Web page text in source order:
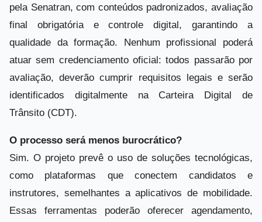
pela Senatran, com conteúdos padronizados, avaliação
final obrigatória e controle digital, garantindo a
qualidade da formação. Nenhum profissional poderá
atuar sem credenciamento oficial: todos passarão por
avaliação, deverão cumprir requisitos legais e serão
identificados digitalmente na Carteira Digital de
Trânsito (CDT).
O processo será menos burocrático?
Sim. O projeto prevê o uso de soluções tecnológicas,
como plataformas que conectem candidatos e
instrutores, semelhantes a aplicativos de mobilidade.
Essas ferramentas poderão oferecer agendamento,